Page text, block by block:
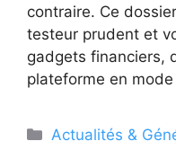
contraire. Ce
testeur prudent et
gadgets financiers,
plateforme en
Catégories
Actualités &